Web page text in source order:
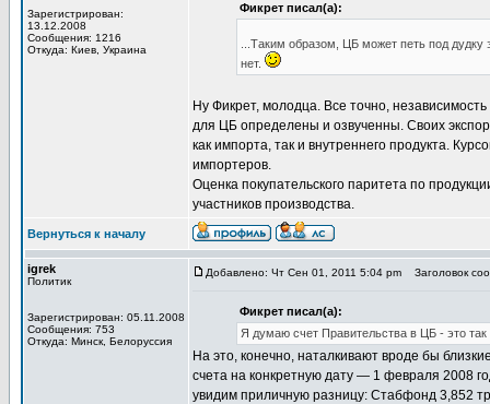
Зарегистрирован:
13.12.2008
Сообщения: 1216
Откуда: Киев, Украина
Фикрет писал(а):
...Таким образом, ЦБ может петь под
нет.
Ну Фикрет, молодца. Все точно,
для ЦБ определены и озвученны. Своих
как импорта, так и внутреннего продукта.
импортеров.
Оценка покупательского паритета по
участников производства.
Вернуться к началу
igrek
Политик
Зарегистрирован: 05.11.2008
Сообщения: 753
Откуда: Минск, Белоруссия
Добавлено: Чт Сен 01, 2011 5:04 pm Заголовок
Фикрет писал(а):
Я думаю счет Правительства в ЦБ - это
На это, конечно, наталкивают вроде бы
счета на конкретную дату — 1 февраля 2008
увидим приличную разницу: Стабфонд 3,852